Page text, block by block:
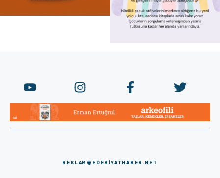
REKLAM@EDEBIYATHABER.NET